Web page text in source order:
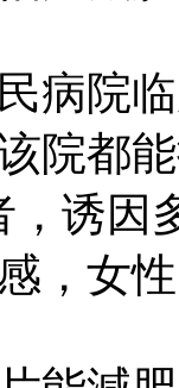
病院
院都
，诱因
，女